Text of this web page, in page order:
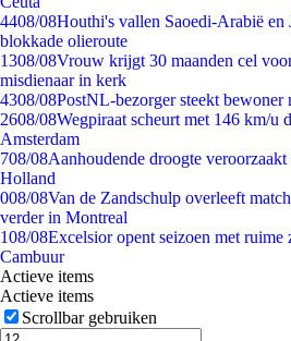
4408/08Houthi's vallen Saoedi-Arabië en
blokkade olieroute
1308/08Vrouw krijgt 30 maanden cel
misdienaar in kerk
4308/08PostNL-bezorger steekt bewoner
2608/08Wegpiraat scheurt met 146 km/u
Amsterdam
708/08Aanhoudende droogte
Holland
008/08Van de Zandschulp overleeft
verder in Montreal
108/08Excelsior opent seizoen met ruime
Cambuur
Actieve items
Actieve items
Scrollbar gebruiken